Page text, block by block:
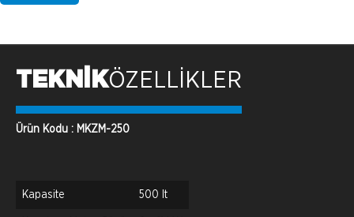
TEKNİKÖZELLİKLER
Ürün Kodu : MKZM-250
Kapasite 500 lt